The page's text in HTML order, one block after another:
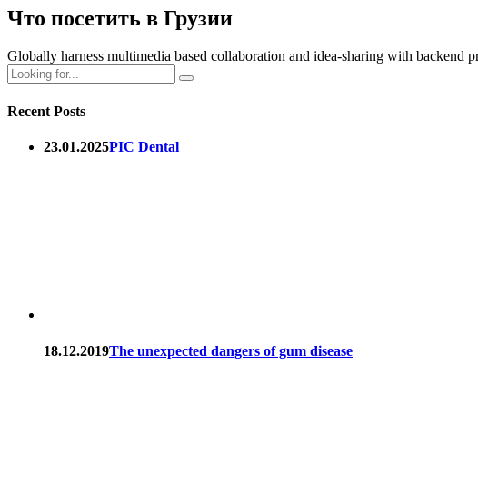
Что посетить в Грузии
Globally harness multimedia based collaboration and idea-sharing with
Recent Posts
23.01.2025PIC Dental
18.12.2019The unexpected dangers of gum disease